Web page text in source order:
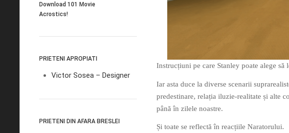
Download 101 Movie
Acrostics!
PRIETENI APROPIATI
Victor Sosea – Designer
PRIETENI DIN AFARA BRESLEI
Instrucțiuni pe care Stanley poate alege să
Iar asta duce la diverse scenarii
predestinare, relația iluzie-realitate și alte
până în zilele noastre.
Și toate se reflectă în reacțiile Naratorului.